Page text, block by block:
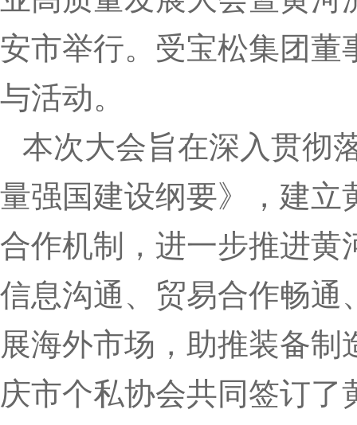
安市举行。受宝松集团董
与活动。
本次大会旨在深入贯彻
量强国建设纲要》，建立
合作机制，进一步推进黄
信息沟通、贸易合作畅通
展海外市场，助推装备
庆市个私协会共同签订